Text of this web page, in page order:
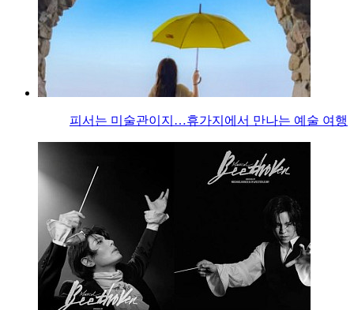
피서는 미술관이지…휴가지에서 만나는 예술 여행